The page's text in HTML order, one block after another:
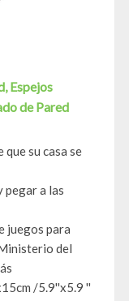
Espejos
de Pared
su casa se
pegar a las
juegos para
del
/5.9''x5.9 ''